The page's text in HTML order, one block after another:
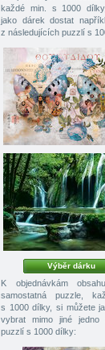
každé min. s 1000
jako dárek dostat
z následujících puzzlí s
Výběr dárku
K objednávkám
samostatná puzzle,
s 1000 dílky, si můžete
vybrat mimo jiné jedno
puzzlí s 1000 dílky: